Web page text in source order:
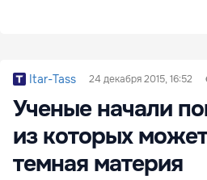
Itar-Tass 24 декабря 2015, 16:52
Ученые начали
из которых
темная материя